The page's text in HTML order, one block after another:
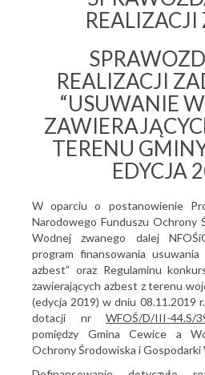
REALIZACJI
“USUWANIE
TERENU
EDYCJA
W oparciu o postanowienie
Narodowego Funduszu Ochrony
Wodnej zwanego dalej
program finansowania usuwania
azbest” oraz Regulaminu
zawierających azbest z terenu
(edycja 2019) w dniu 08.11.2019
dotacji nr WFOŚ/D/III-44.S/
pomiędzy Gmina Cewice a
Ochrony Środowiska i